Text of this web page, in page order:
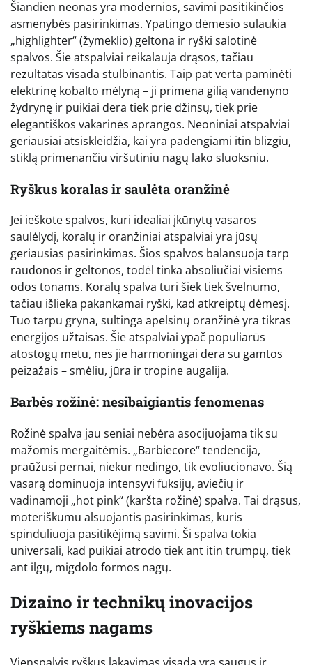
Šiandien neonas yra modernios, savimi pasitikinčios
asmenybės pasirinkimas. Ypatingo dėmesio sulaukia
„highlighter“ (žymeklio) geltona ir ryški salotinė
spalvos. Šie atspalviai reikalauja drąsos, tačiau
rezultatas visada stulbinantis. Taip pat verta paminėti
elektrinę kobalto mėlyną – ji primena gilią vandenyno
žydrynę ir puikiai dera tiek prie džinsų, tiek prie
elegantiškos vakarinės aprangos. Neoniniai atspalviai
geriausiai atsiskleidžia, kai yra padengiami itin blizgiu,
stiklą primenančiu viršutiniu nagų lako sluoksniu.
Ryškus koralas ir saulėta oranžinė
Jei ieškote spalvos, kuri idealiai įkūnytų vasaros
saulėlydį, koralų ir oranžiniai atspalviai yra jūsų
geriausias pasirinkimas. Šios spalvos balansuoja tarp
raudonos ir geltonos, todėl tinka absoliučiai visiems
odos tonams. Koralų spalva turi šiek tiek švelnumo,
tačiau išlieka pakankamai ryški, kad atkreiptų dėmesį.
Tuo tarpu gryna, sultinga apelsinų oranžinė yra tikras
energijos užtaisas. Šie atspalviai ypač populiarūs
atostogų metu, nes jie harmoningai dera su gamtos
peizažais – smėliu, jūra ir tropine augalija.
Barbės rožinė: nesibaigiantis fenomenas
Rožinė spalva jau seniai nebėra asocijuojama tik su
mažomis mergaitėmis. „Barbiecore“ tendencija,
praūžusi pernai, niekur nedingo, tik evoliucionavo. Šią
vasarą dominuoja intensyvi fuksijų, aviečių ir
vadinamoji „hot pink“ (karšta rožinė) spalva. Tai drąsus,
moteriškumu alsuojantis pasirinkimas, kuris
spinduliuoja pasitikėjimą savimi. Ši spalva tokia
universali, kad puikiai atrodo tiek ant itin trumpų, tiek
ant ilgų, migdolo formos nagų.
Dizaino ir technikų inovacijos
ryškiems nagams